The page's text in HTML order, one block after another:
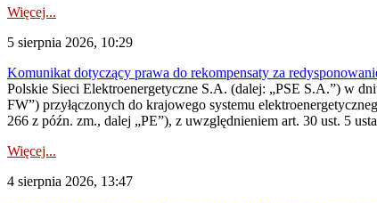
Więcej...
5 sierpnia 2026, 10:29
Komunikat dotyczący prawa do rekompensaty za
Polskie Sieci Elektroenergetyczne S.A. (dalej: „PSE S.A.”) w
FW”) przyłączonych do krajowego systemu
266 z późn. zm., dalej „PE”), z uwzględnieniem art. 30 ust. 5
Więcej...
4 sierpnia 2026, 13:47